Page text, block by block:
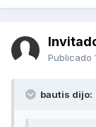
Publicado
bautis dijo: